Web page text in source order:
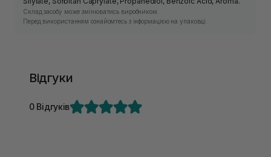
Склад засобу може змінюватись виробником.
Перед використанням ознайомтесь з інформацією на упаковці.
Відгуки
0 Відгуків